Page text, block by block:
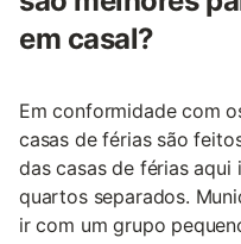
em casal?
Em conformidade com
casas de férias são
das casas de férias aqui
quartos separados.
ir com um grupo